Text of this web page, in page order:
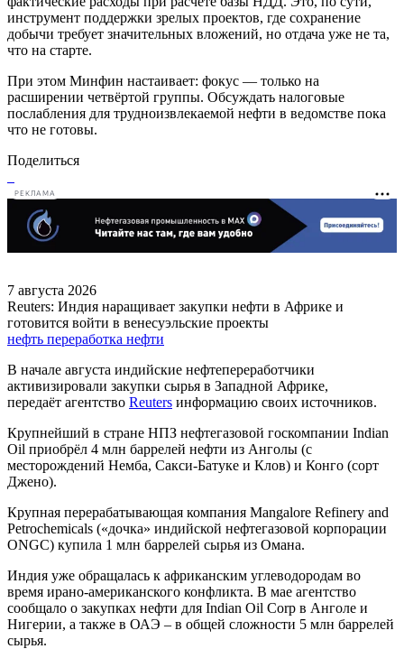
инструмент поддержки зрелых проектов, где сохранение
добычи требует значительных вложений, но отдача уже не та,
что на старте.
При этом Минфин настаивает: фокус — только на
расширении четвёртой группы. Обсуждать налоговые
послабления для трудноизвлекаемой нефти в ведомстве пока
что не готовы.
Поделиться
РЕКЛАМА
7 августа 2026
Reuters: Индия наращивает закупки нефти в Африке и
готовится войти в венесуэльские проекты
нефть переработка нефти
В начале августа индийские нефтепереработчики
активизировали закупки сырья в Западной Африке,
передаёт агентство Reuters информацию своих источников.
Крупнейший в стране НПЗ нефтегазовой госкомпании Indian
Oil приобрёл 4 млн баррелей нефти из Анголы (с
месторождений Немба, Сакси-Батуке и Клов) и Конго (сорт
Джено).
Крупная перерабатывающая компания Mangalore Refinery and
Petrochemicals («дочка» индийской нефтегазовой корпорации
ONGC) купила 1 млн баррелей сырья из Омана.
Индия уже обращалась к африканским углеводородам во
время ирано-американского конфликта. В мае агентство
сообщало о закупках нефти для Indian Oil Corp в Анголе и
Нигерии, а также в ОАЭ – в общей сложности 5 млн баррелей
сырья.